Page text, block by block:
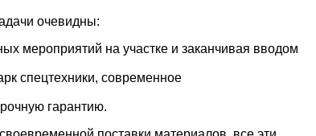
очевидны:
мероприятий на участке и заканчивая вводом
спецтехники, современное
гарантию.